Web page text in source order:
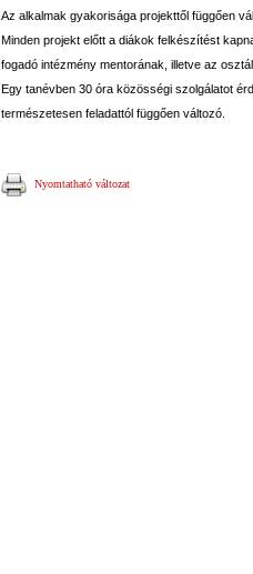
Az alkalmak gyakorisága projekttől függően
Minden projekt előtt a diákok felkészítést
fogadó intézmény mentorának, illetve az
Egy tanévben 30 óra közösségi szolgálatot
természetesen feladattól függően változó.
Nyomtatható változat